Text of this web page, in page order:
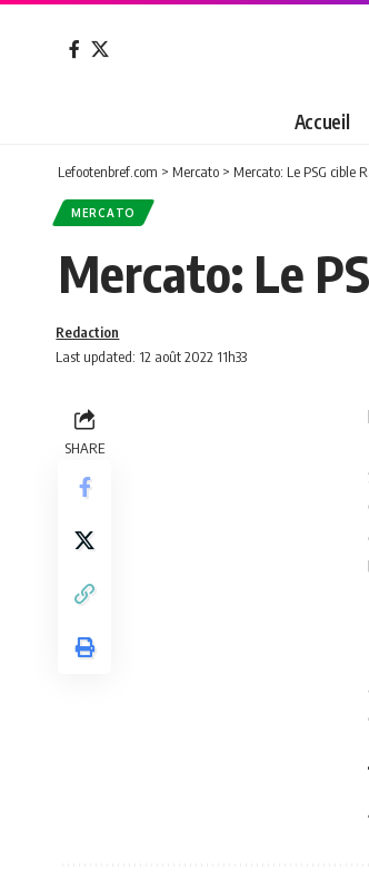
Accueil
Lefootenbref.com > Mercato > Mercato: Le PSG cible
MERCATO
Mercato: Le
Last updated: 12 août 2022 11h33
Redaction
SHARE